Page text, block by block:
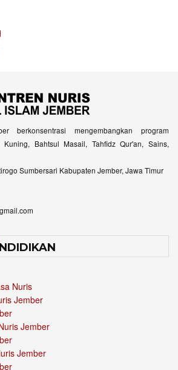
berkonsentrasi mengembangkan program
Bahtsul Masail, Tahfidz Qur'an, Sains,
Sumbersari Kabupaten Jember, Jawa Timur
Nuris
Jember
Jember
Jember